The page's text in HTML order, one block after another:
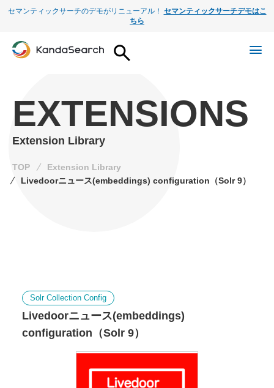
セマンティックサーチのデモがリニューアル！ セマンティックサーチデモはこ
ちら
EXTENSIONS
Extension Library
TOP
Extension Library
Livedoorニュース(embeddings) configuration（Solr 9）
Solr Collection Config
Livedoorニュース(embeddings)
configuration（Solr 9）